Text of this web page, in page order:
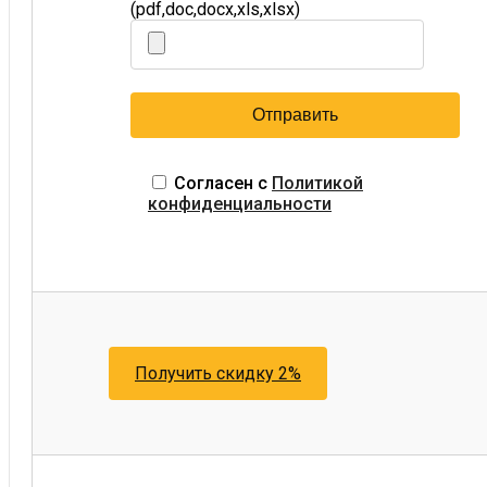
(pdf,doc,docx,xls,xlsx)
Согласен с Политикой
конфиденциальности
Получить скидку 2%